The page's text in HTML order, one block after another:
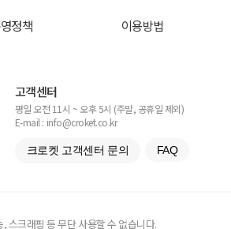
정책 이용방법
고객센터
평일 오전 11시 ~ 오후 5시 (주말, 공휴일 제외)
E-mail : info@croket.co.kr
크로켓 고객센터 문의 FAQ
스크래핑 등 무단 사용할 수 없습니다.